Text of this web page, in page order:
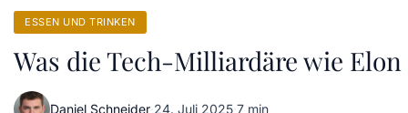
ESSEN UND TRINKEN
Was die Tech-Milliardäre wie
Daniel Schneider·24. Juli 2025·7 min